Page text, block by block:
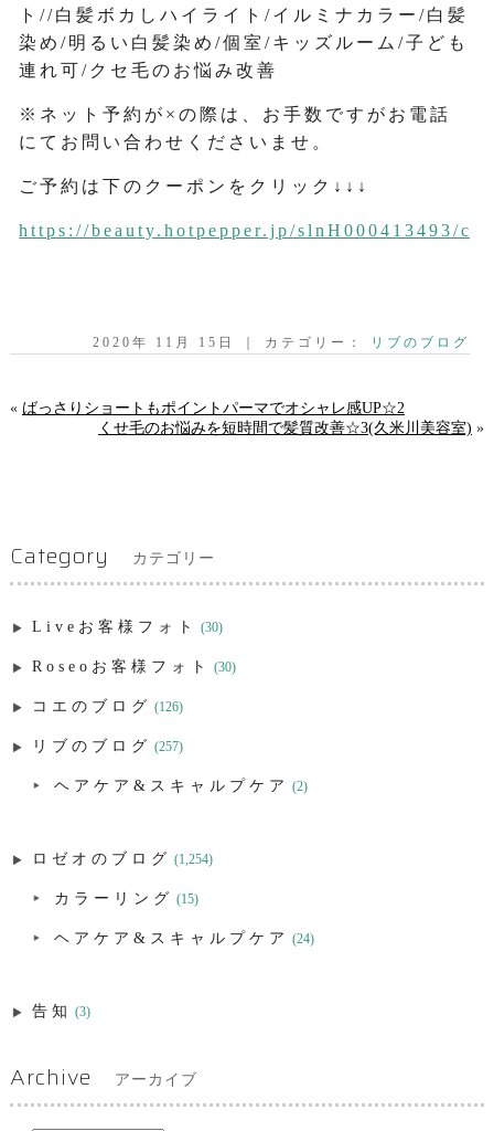
ト//白髪ボカしハイライト/イルミナカラー/白髪
染め/明るい白髪染め/個室/キッズルーム/子ども
連れ可/クセ毛のお悩み改善
※ネット予約が×の際は、お手数ですがお電話
にてお問い合わせくださいませ。
ご予約は下のクーポンをクリック↓↓↓
https://beauty.hotpepper.jp/slnH000413493/
2020年 11月 15日 ｜ カテゴリー： リブのブログ
« ばっさりショートもポイントパーマでオシャレ感UP☆2
くせ毛のお悩みを短時間で髪質改善☆3(久米川美容室) »
Category カテゴリー
Liveお客様フォト (30)
Roseoお客様フォト (30)
コエのブログ (126)
リブのブログ (257)
ヘアケア&スキャルプケア (2)
ロゼオのブログ (1,254)
カラーリング (15)
ヘアケア&スキャルプケア (24)
告知 (3)
Archive アーカイブ